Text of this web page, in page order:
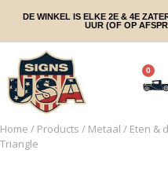
DE WINKEL IS ELKE 2E & 4E
UUR (OF OP
0
Home / Products / Metaal / Eten &
Triangle